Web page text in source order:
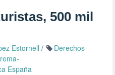
500 mil
Estornell /
Derechos
España